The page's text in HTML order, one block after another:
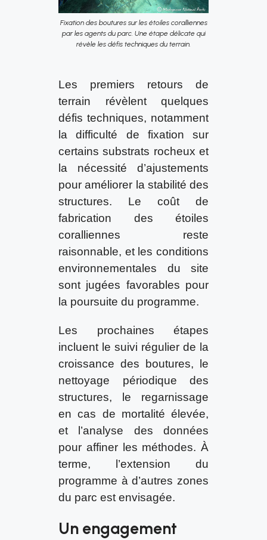
Fixation des boutures sur les étoiles coralliennes
par les agents du parc. Une étape délicate qui
révèle les défis techniques du terrain.
Les premiers retours de
terrain révèlent quelques
défis techniques, notamment
la difficulté de fixation sur
certains substrats rocheux et
la nécessité d’ajustements
pour améliorer la stabilité des
structures. Le coût de
fabrication des étoiles
coralliennes reste
raisonnable, et les conditions
environnementales du site
sont jugées favorables pour
la poursuite du programme.
Les prochaines étapes
incluent le suivi régulier de la
croissance des boutures, le
nettoyage périodique des
structures, le regarnissage
en cas de mortalité élevée,
et l’analyse des données
pour affiner les méthodes. À
terme, l’extension du
programme à d’autres zones
du parc est envisagée.
Un engagement